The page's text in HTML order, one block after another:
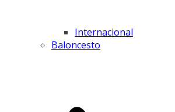
Internacional
Baloncesto